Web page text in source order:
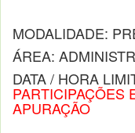
MODALIDADE:
ÁREA:
DATA / HORA
PARTICIPAÇÕES
APURAÇÃO